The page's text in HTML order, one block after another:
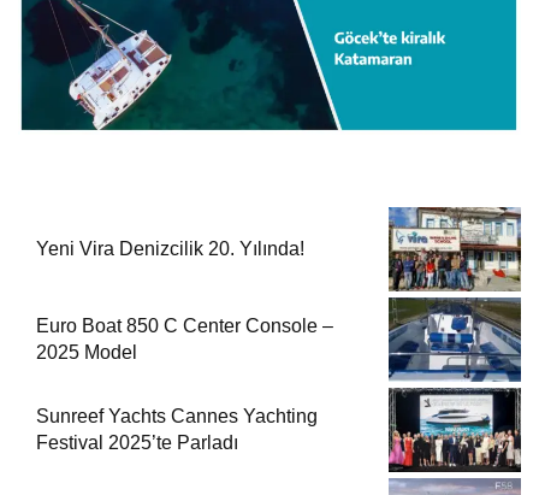
Yeni Vira Denizcilik 20. Yılında!
Euro Boat 850 C Center Console –
2025 Model
Sunreef Yachts Cannes Yachting
Festival 2025’te Parladı